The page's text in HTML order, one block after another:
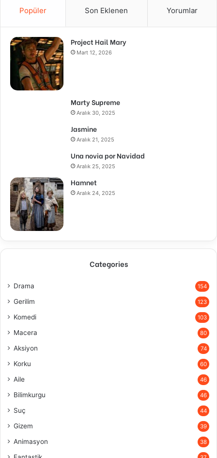
Popüler Son Eklenen Yorumlar
Project Hail Mary
Mart 12, 2026
Marty Supreme
Aralık 30, 2025
Jasmine
Aralık 21, 2025
Una novia por Navidad
Aralık 25, 2025
Hamnet
Aralık 24, 2025
Categories
Drama 154
Gerilim 123
Komedi 103
Macera 80
Aksiyon 74
Korku 60
Aile 46
Bilimkurgu 46
Suç 44
Gizem 39
Animasyon 38